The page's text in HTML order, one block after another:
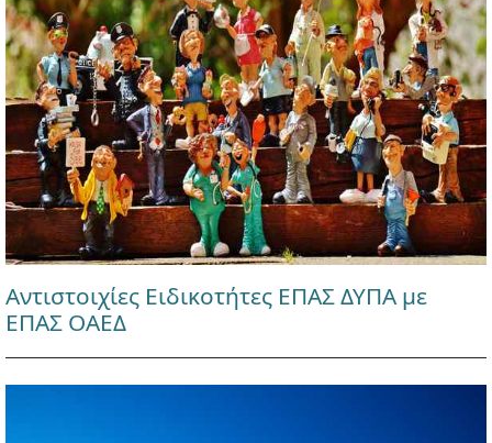
Αντιστοιχίες Ειδικοτήτες ΕΠΑΣ ΔΥΠΑ με
ΕΠΑΣ ΟΑΕΔ